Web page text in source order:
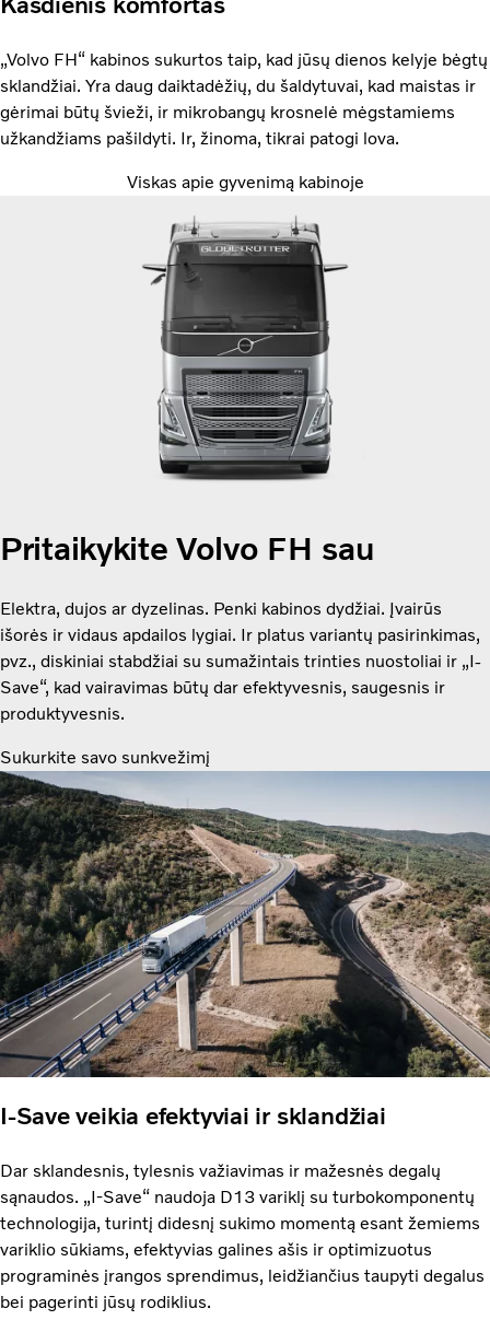
„Volvo FH“ kabinos sukurtos taip, kad jūsų dienos kelyje bėgtų
sklandžiai. Yra daug daiktadėžių, du šaldytuvai, kad maistas ir
gėrimai būtų švieži, ir mikrobangų krosnelė mėgstamiems
užkandžiams pašildyti. Ir, žinoma, tikrai patogi lova.
Viskas apie gyvenimą kabinoje
Pritaikykite Volvo FH sau
Elektra, dujos ar dyzelinas. Penki kabinos dydžiai. Įvairūs
išorės ir vidaus apdailos lygiai. Ir platus variantų pasirinkimas,
pvz., diskiniai stabdžiai su sumažintais trinties nuostoliai ir „I-
Save“, kad vairavimas būtų dar efektyvesnis, saugesnis ir
produktyvesnis.
Sukurkite savo sunkvežimį
I-Save veikia efektyviai ir sklandžiai
Dar sklandesnis, tylesnis važiavimas ir mažesnės degalų
sąnaudos. „I-Save“ naudoja D13 variklį su turbokomponentų
technologija, turintį didesnį sukimo momentą esant žemiems
variklio sūkiams, efektyvias galines ašis ir optimizuotus
programinės įrangos sprendimus, leidžiančius taupyti degalus
bei pagerinti jūsų rodiklius.